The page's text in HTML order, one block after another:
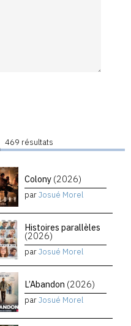
469 résultats
Colony (2026)
parJosué Morel
Histoires parallèles
(2026)
parJosué Morel
L’Abandon (2026)
parJosué Morel